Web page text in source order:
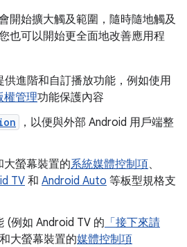
開始擴大觸及範圍，隨時隨地觸及
也可以開始更全面地改善應用程
供進階和自訂播放功能，例如使用
權管理功能保護內容
，以便與外部 Android 用戶端整
大螢幕裝置的系統媒體控制項、
TV 和 Android Auto 等板型規格支
(例如 Android TV 的 「接下來請
大螢幕裝置的媒體控制項